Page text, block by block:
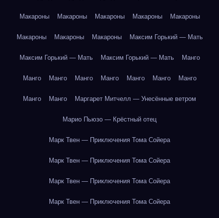
Макароны Макароны Макароны Макароны Макароны
Макароны Макароны Макароны Максим Горький — Мать
Максим Горький — Мать Максим Горький — Мать Манго
Манго Манго Манго Манго Манго Манго Манго
Манго Манго Маргарет Митчелл — Унесённые ветром
Марио Пьюзо — Крёстный отец
Марк Твен — Приключения Тома Сойера
Марк Твен — Приключения Тома Сойера
Марк Твен — Приключения Тома Сойера
Марк Твен — Приключения Тома Сойера